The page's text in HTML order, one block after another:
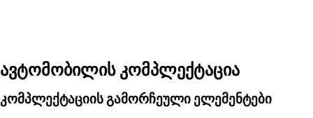
ავტომობილის კომპლექტაცია
კომპლექტაციის გამორჩეული ელემენტები